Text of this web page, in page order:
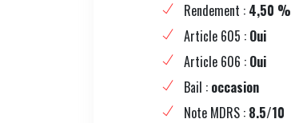
Rendement : 4,50 %
Article 605 : Oui
Article 606 : Oui
Bail : occasion
Note MDRS : 8.5/10